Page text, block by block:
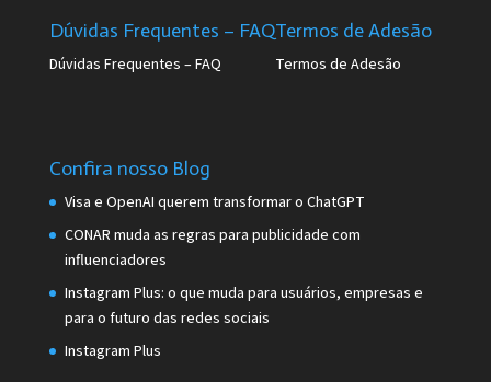
Dúvidas Frequentes – FAQ
Dúvidas Frequentes – FAQ
Termos de Adesão
Termos de Adesão
Confira nosso Blog
Visa e OpenAI querem transformar o ChatGPT
CONAR muda as regras para publicidade com
influenciadores
Instagram Plus: o que muda para usuários, empresas e
para o futuro das redes sociais
Instagram Plus